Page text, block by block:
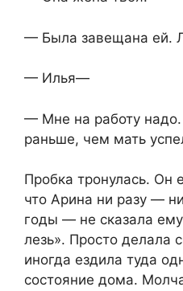
— Была завещана ей.
— Илья—
— Мне на работу
раньше, чем мать
Пробка тронулась. Он
что Арина ни разу —
годы — не сказала
лезь». Просто делала
иногда ездила туда
состояние дома.